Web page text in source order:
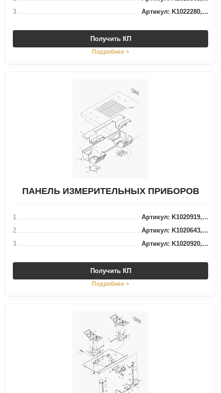
3
Артикул: K1022280,...
Получить КП
Подробнее >
ПАНЕЛЬ ИЗМЕРИТЕЛЬНЫХ ПРИБОРОВ
1
Артикул: K1020919,...
2
Артикул: K1020643,...
3
Артикул: K1020920,...
Получить КП
Подробнее >